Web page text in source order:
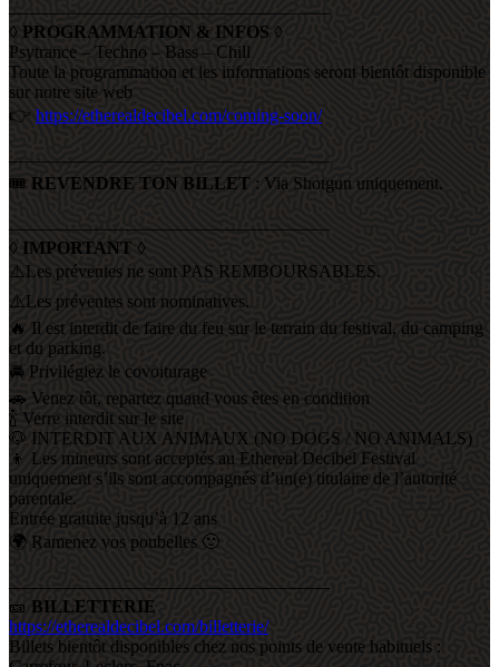
——————————————————
◊ PROGRAMMATION & INFOS ◊
Psytrance – Techno – Bass – Chill
Toute la programmation et les informations seront bientôt disponible
sur notre site web
👉 https://etherealdecibel.com/coming-soon/
——————————————————
🎟️ REVENDRE TON BILLET : Via Shotgun uniquement.
——————————————————
◊ IMPORTANT ◊
⚠️Les préventes ne sont PAS REMBOURSABLES.
⚠️Les préventes sont nominatives.
🔥 Il est interdit de faire du feu sur le terrain du festival, du camping
et du parking.
🚘 Privilégiez le covoiturage
🚗 Venez tôt, repartez quand vous êtes en condition
🍾 Verre interdit sur le site
🐶 INTERDIT AUX ANIMAUX (NO DOGS / NO ANIMALS)
👦 Les mineurs sont acceptés au Ethereal Decibel Festival
uniquement s’ils sont accompagnés d’un(e) titulaire de l’autorité
parentale.
Entrée gratuite jusqu’à 12 ans
🌍 Ramenez vos poubelles 🙂
——————————————————
🎫 BILLETTERIE
https://etherealdecibel.com/billetterie/
Billets bientôt disponibles chez nos points de vente habituels :